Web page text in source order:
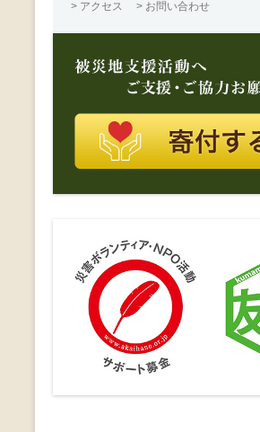
> アクセス > お問い合わせ